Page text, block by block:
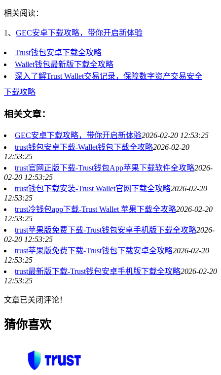
相关阅读：
1、 GEC安卓下载攻略，带你开启新体验
Trust钱包安卓下载全攻略
Wallet钱包最新版下载全攻略
深入了解Trust Wallet交易记录，保障数字资产交易安全
下载攻略
相关文章：
GEC安卓下载攻略，带你开启新体验2026-02-20 12:53:25
trust钱包安卓下载-Wallet钱包下载全攻略2026-02-20
12:53:25
trust官网正版下载-Trust钱包App苹果下载软件全攻略2026-
02-20 12:53:25
trust钱包下载安装-Trust Wallet官网下载全攻略2026-02-20
12:53:25
trust冷钱包app下载-Trust Wallet 苹果下载全攻略2026-02-20
12:53:25
trust苹果版免费下载-Trust钱包安卓手机版下载全攻略2026-
02-20 12:53:25
trust苹果版免费下载-Trust钱包下载安卓全攻略2026-02-20
12:53:25
trust最新版下载-Trust钱包安卓手机版下载全攻略2026-02-20
12:53:25
文章已关闭评论！
猜你喜欢